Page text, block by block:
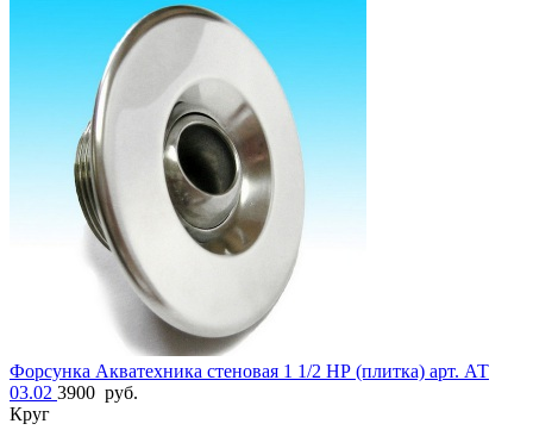
Форсунка Акватехника стеновая 1 1/2 НР (плитка) арт. АТ
03.02 3900 руб.
Круг